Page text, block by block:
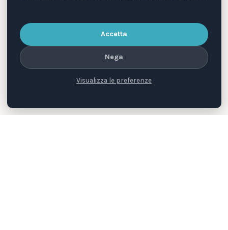
Accetta
Nega
Visualizza le preferenze
Animal Law Italia